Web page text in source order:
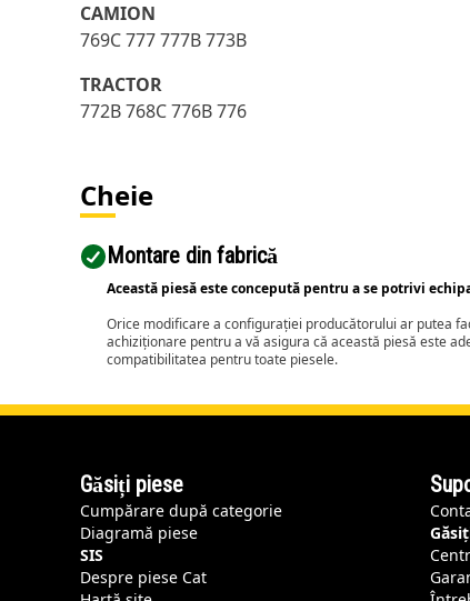
CAMION
769C 777 777B 773B
TRACTOR
772B 768C 776B 776
Cheie
Montare din fabrică
Această piesă este concepută pentru a se potrivi
Orice modificare a configurației producătorului ar putea
achiziționare pentru a vă asigura că această piesă este
compatibilitatea pentru toate piesele.
Găsiți piese
Cumpărare după categorie
Diagramă piese
SIS
Despre piese Cat